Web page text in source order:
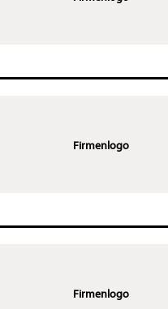
Firmenlogo
Firmenlogo